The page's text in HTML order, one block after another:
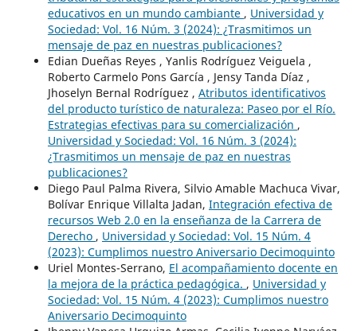
educativos en un mundo cambiante , Universidad y
Sociedad: Vol. 16 Núm. 3 (2024): ¿Trasmitimos un
mensaje de paz en nuestras publicaciones?
Edian Dueñas Reyes , Yanlis Rodríguez Veiguela ,
Roberto Carmelo Pons García , Jensy Tanda Díaz ,
Jhoselyn Bernal Rodríguez , Atributos identificativos
del producto turístico de naturaleza: Paseo por el Río.
Estrategias efectivas para su comercialización ,
Universidad y Sociedad: Vol. 16 Núm. 3 (2024):
¿Trasmitimos un mensaje de paz en nuestras
publicaciones?
Diego Paul Palma Rivera, Silvio Amable Machuca Vivar,
Bolívar Enrique Villalta Jadan, Integración efectiva de
recursos Web 2.0 en la enseñanza de la Carrera de
Derecho , Universidad y Sociedad: Vol. 15 Núm. 4
(2023): Cumplimos nuestro Aniversario Decimoquinto
Uriel Montes-Serrano, El acompañamiento docente en
la mejora de la práctica pedagógica. , Universidad y
Sociedad: Vol. 15 Núm. 4 (2023): Cumplimos nuestro
Aniversario Decimoquinto